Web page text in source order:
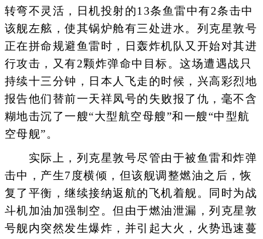
转弯不灵活，日机投射的13条鱼雷中有2条击中
该舰左舷，使其锅炉舱有三处进水。列克星敦号
正在拼命规避鱼雷时，日轰炸机队又开始对其进
行攻击，又有2颗炸弹命中目标。这场遭遇战只
持续十三分钟，日本人飞走的时候，兴高彩烈地
报告他们替前一天祥凤号的失败报了仇，毫不含
糊地击沉了一艘“大型航空母艘”和一艘“中型航
空母舰”。
实际上，列克星敦号尽管由于被鱼雷和炸弹
击中，产生7度横倾，但该舰调整燃油之后，恢
复了平衡，继续接纳返航的飞机着舰。同时为战
斗机加油加强制空。但由于燃油泄漏，列克星敦
号舰内突然发生爆炸，并引起大火，火势迅速蔓